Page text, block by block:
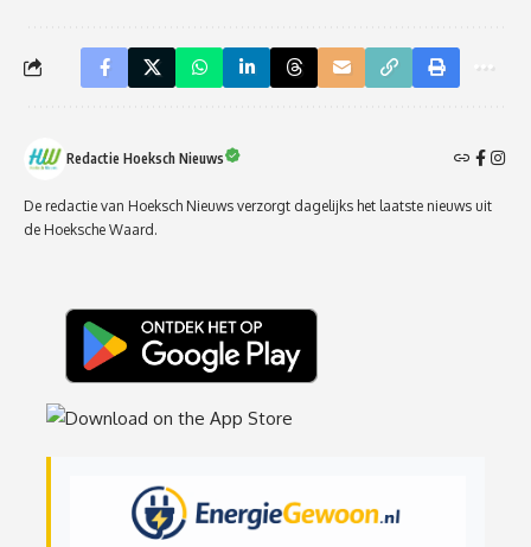
Redactie Hoeksch Nieuws
De redactie van Hoeksch Nieuws verzorgt dagelijks het laatste nieuws uit
de Hoeksche Waard.